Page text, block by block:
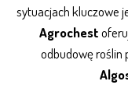
sytuacjach kluczowe
Agrochest
odbudowę roślin